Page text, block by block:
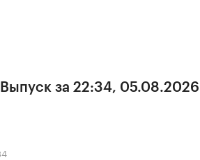
Выпуск за 22:34, 05.08.2026